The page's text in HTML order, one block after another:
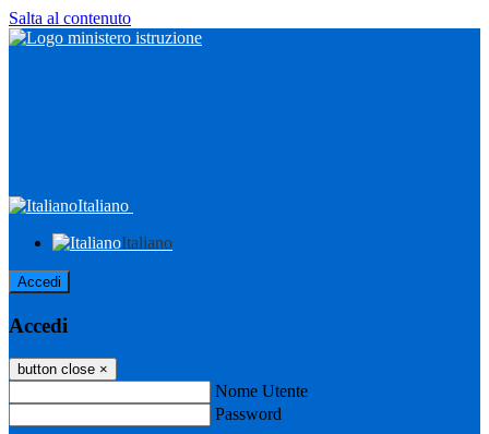
Salta al contenuto
Italiano
Italiano
Accedi
Accedi
button close ×
Nome Utente
Password